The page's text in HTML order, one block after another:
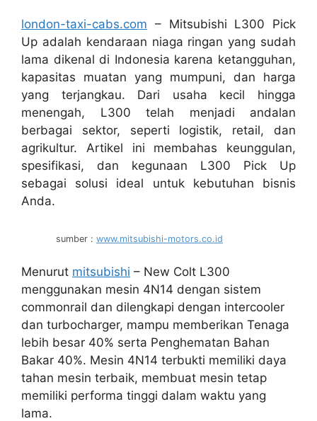
london-taxi-cabs.com – Mitsubishi L300 Pick
Up adalah kendaraan niaga ringan yang sudah
lama dikenal di Indonesia karena ketangguhan,
kapasitas muatan yang mumpuni, dan harga
yang terjangkau. Dari usaha kecil hingga
menengah, L300 telah menjadi andalan
berbagai sektor, seperti logistik, retail, dan
agrikultur. Artikel ini membahas keunggulan,
spesifikasi, dan kegunaan L300 Pick Up
sebagai solusi ideal untuk kebutuhan bisnis
Anda.
sumber : www.mitsubishi-motors.co.id
Menurut mitsubishi – New Colt L300
menggunakan mesin 4N14 dengan sistem
commonrail dan dilengkapi dengan intercooler
dan turbocharger, mampu memberikan Tenaga
lebih besar 40% serta Penghematan Bahan
Bakar 40%. Mesin 4N14 terbukti memiliki daya
tahan mesin terbaik, membuat mesin tetap
memiliki performa tinggi dalam waktu yang
lama.